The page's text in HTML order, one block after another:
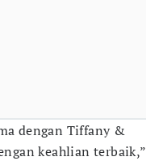
dengan Tiffany &
keahlian terbaik,”